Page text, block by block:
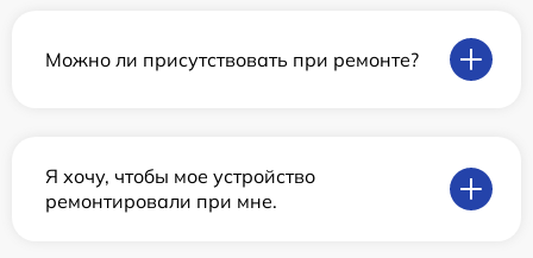
Можно ли присутствовать при ремонте?
Я хочу, чтобы мое устройство
ремонтировали при мне.